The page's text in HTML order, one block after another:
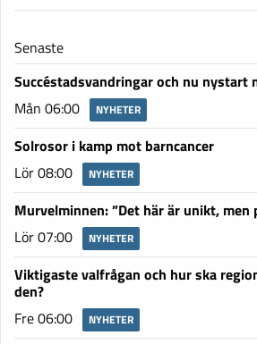
Senaste
Succéstadsvandringar och nu nystart
Mån 06:00
NYHETER
Solrosor i kamp mot barncancer
Lör 08:00
NYHETER
Murvelminnen: ”Det här är unikt,
Lör 07:00
NYHETER
Viktigaste valfrågan och hur ska
den?
Fre 06:00
NYHETER